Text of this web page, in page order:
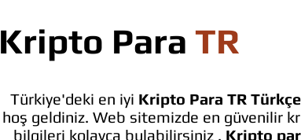
Kripto Para TR
Türkiye'deki en iyi Kripto Para TR Türkçe
hoş geldiniz. Web sitemizde en güvenilir
bilgileri kolayca bulabilirsiniz . Kripto